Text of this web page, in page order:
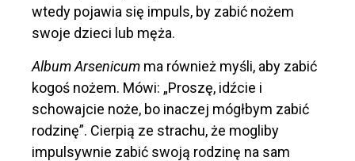
wtedy pojawia się impuls, by zabić nożem
swoje dzieci lub męża.
Album Arsenicum ma również myśli, aby zabić
kogoś nożem. Mówi: „Proszę, idźcie i
schowajcie noże, bo inaczej mógłbym zabić
rodzinę”. Cierpią ze strachu, że mogliby
impulsywnie zabić swoją rodzinę na sam